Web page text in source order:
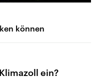
können
ein?